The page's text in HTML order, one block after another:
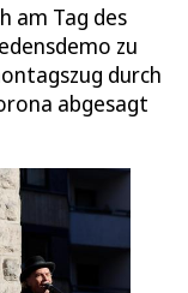
am Tag des
zu
durch
abgesagt